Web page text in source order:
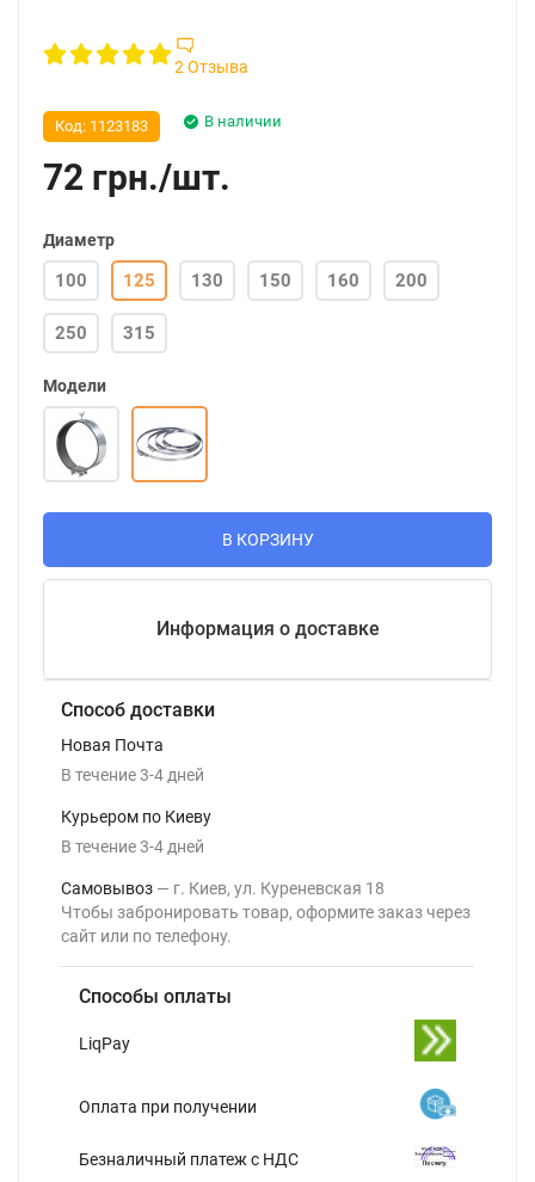
2 Отзыва
В наличии
Код: 1123183
72 грн./шт.
Диаметр
100 125 130 150 160 200
250 315
Модели
В КОРЗИНУ
Информация о доставке
Способ доставки
Новая Почта
В течение3-4 дней
Курьером по Киеву
В течение3-4 дней
Самовывоз
г. Киев, ул. Куреневская 18
Чтобы забронировать товар, оформите заказ через
сайт или по телефону.
Способы оплаты
LiqPay
Оплата при получении
Безналичный платеж с НДС